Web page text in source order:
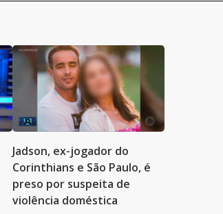
Jadson, ex-jogador do
Corinthians e São Paulo, é
preso por suspeita de
violência doméstica